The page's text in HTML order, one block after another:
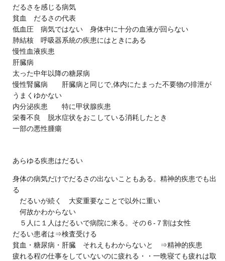
だるさを感じる病気
貧血 だるさの代表
低血圧 病気ではない 身体中に十分の血液が回らない
肺結核 呼吸器系統の疾患にはときにある
慢性血液疾患
肝臓病
太った中年以降の糖尿病
慢性腎臓病 肝臓病と同じで,体内にたまった不要物の排泄が
うまくゆかない
内分泌疾患 特に甲状腺疾患
栄養不良 脱水症状をおこしている消耗したとき
一部の悪性腫瘍
あらゆる疾患はだるい
身体の病気だけでだるさの出ないこともある。精神的疾患でも出
る
だるいが続く 大変重要なことで以外に重い
何故かわからない
５人に１人はだるいで病院に来る。その６-７割は女性
だるい患者は⇒検査受ける
貧血・糖尿病・肝臓 それえもわからないと ⇒精神的疾患
疲れる程の仕事をしていないのに疲れる・・一晩寝ても疲れは取